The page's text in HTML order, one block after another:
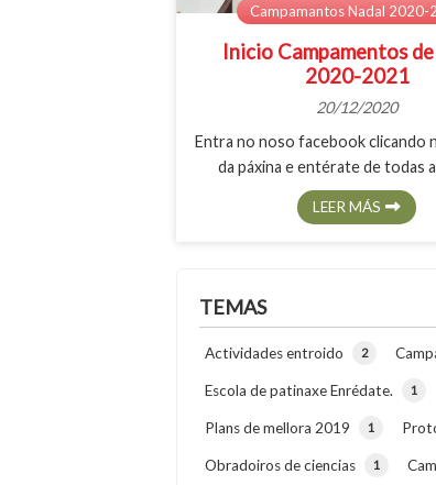
TEMAS
Actividades entroido 2
Escola de patinaxe Enrédate. 1
Plans de mellora 2019 1
Obradoiros de ciencias 1
Inicio Campamentos
2020-2021
20/12/2020
Campamantos Nadal 2020-
Entra no noso facebook clicando
da páxina e entérate de todas
LEER MÁS